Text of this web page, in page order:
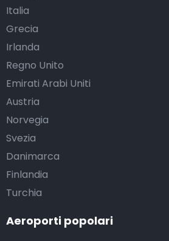
Italia
Grecia
Irlanda
Regno Unito
Emirati Arabi Uniti
Austria
Norvegia
Svezia
Danimarca
Finlandia
Turchia
Aeroporti popolari